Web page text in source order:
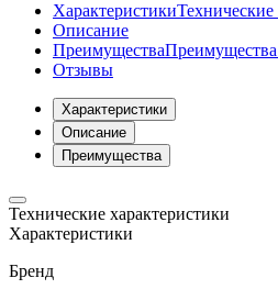
ХарактеристикиТехнические
Описание
Преимущества
Отзывы
Характеристики
Описание
Преимущества
Технические характеристики
Характеристики
Бренд